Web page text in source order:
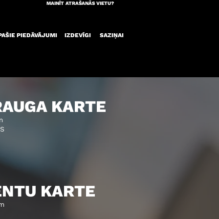
MAINĪT ATRAŠANĀS VIETU?
PIEDĀVĀJUMI IZDEVĪGI SAZIŅAI
KARTE
KARTE